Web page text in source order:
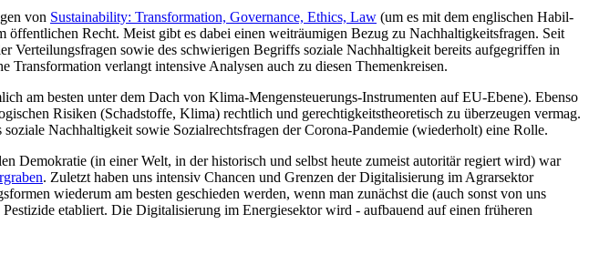
von Sustainability: Transformation, Governance, Ethics, Law (um es mit dem englischen Habil-
Recht. Meist gibt es dabei einen weiträumigen Bezug zu Nachhaltigkeitsfragen. Seit
Verteilungsfragen sowie des schwierigen Begriffs soziale Nachhaltigkeit bereits aufgegriffen in
verlangt intensive Analysen auch zu diesen Themenkreisen.
am besten unter dem Dach von Klima-Mengensteuerungs-Instrumenten auf EU-Ebene). Ebenso
Risiken (Schadstoffe, Klima) rechtlich und gerechtigkeitstheoretisch zu überzeugen vermag.
Nachhaltigkeit sowie Sozialrechtsfragen der Corona-Pandemie (wiederholt) eine Rolle.
Demokratie (in einer Welt, in der historisch und selbst heute zumeist autoritär regiert wird) war
. Zuletzt haben uns intensiv Chancen und Grenzen der Digitalisierung im Agrarsektor
wiederum am besten geschieden werden, wenn man zunächst die (auch sonst von uns
etabliert. Die Digitalisierung im Energiesektor wird - aufbauend auf einen früheren